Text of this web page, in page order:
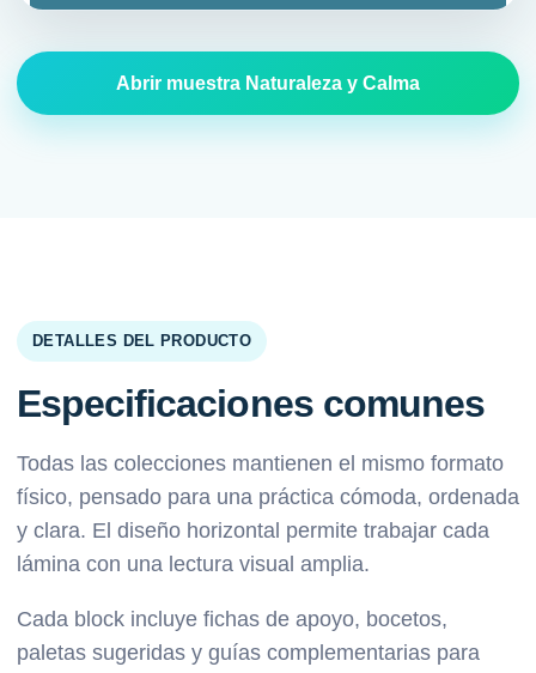
Abrir muestra Naturaleza y Calma
DETALLES DEL PRODUCTO
Especificaciones comunes
Todas las colecciones mantienen el mismo formato
físico, pensado para una práctica cómoda, ordenada
y clara. El diseño horizontal permite trabajar cada
lámina con una lectura visual amplia.
Cada block incluye fichas de apoyo, bocetos,
paletas sugeridas y guías complementarias para